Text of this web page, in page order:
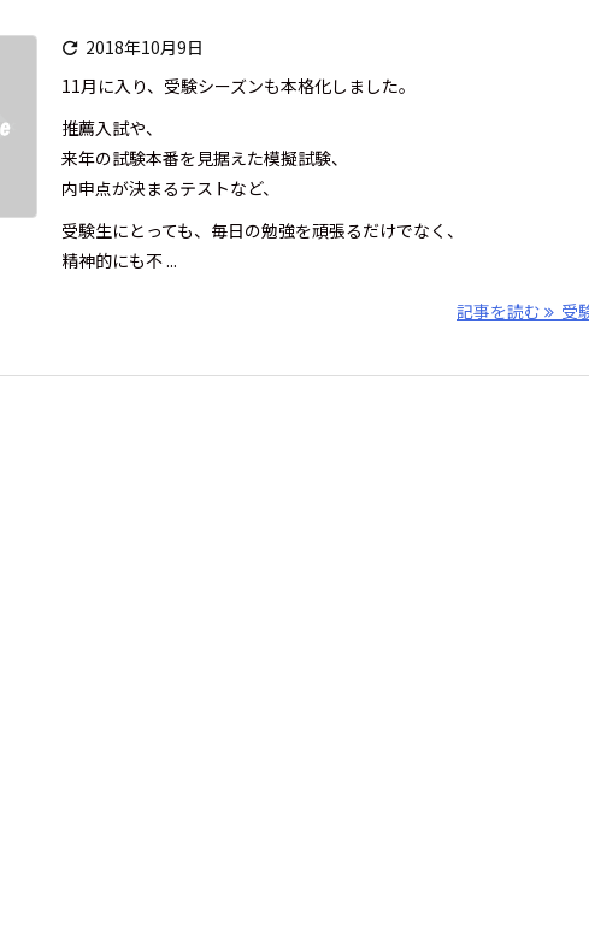
 2018年10月9日
11月に入り、受験シーズンも本格化しました。
推薦入試や、
来年の試験本番を見据えた模擬試験、
内申点が決まるテストなど、
受験生にとっても、毎日の勉強を頑張るだけでなく、
精神的にも不 ...
記事を読む 受